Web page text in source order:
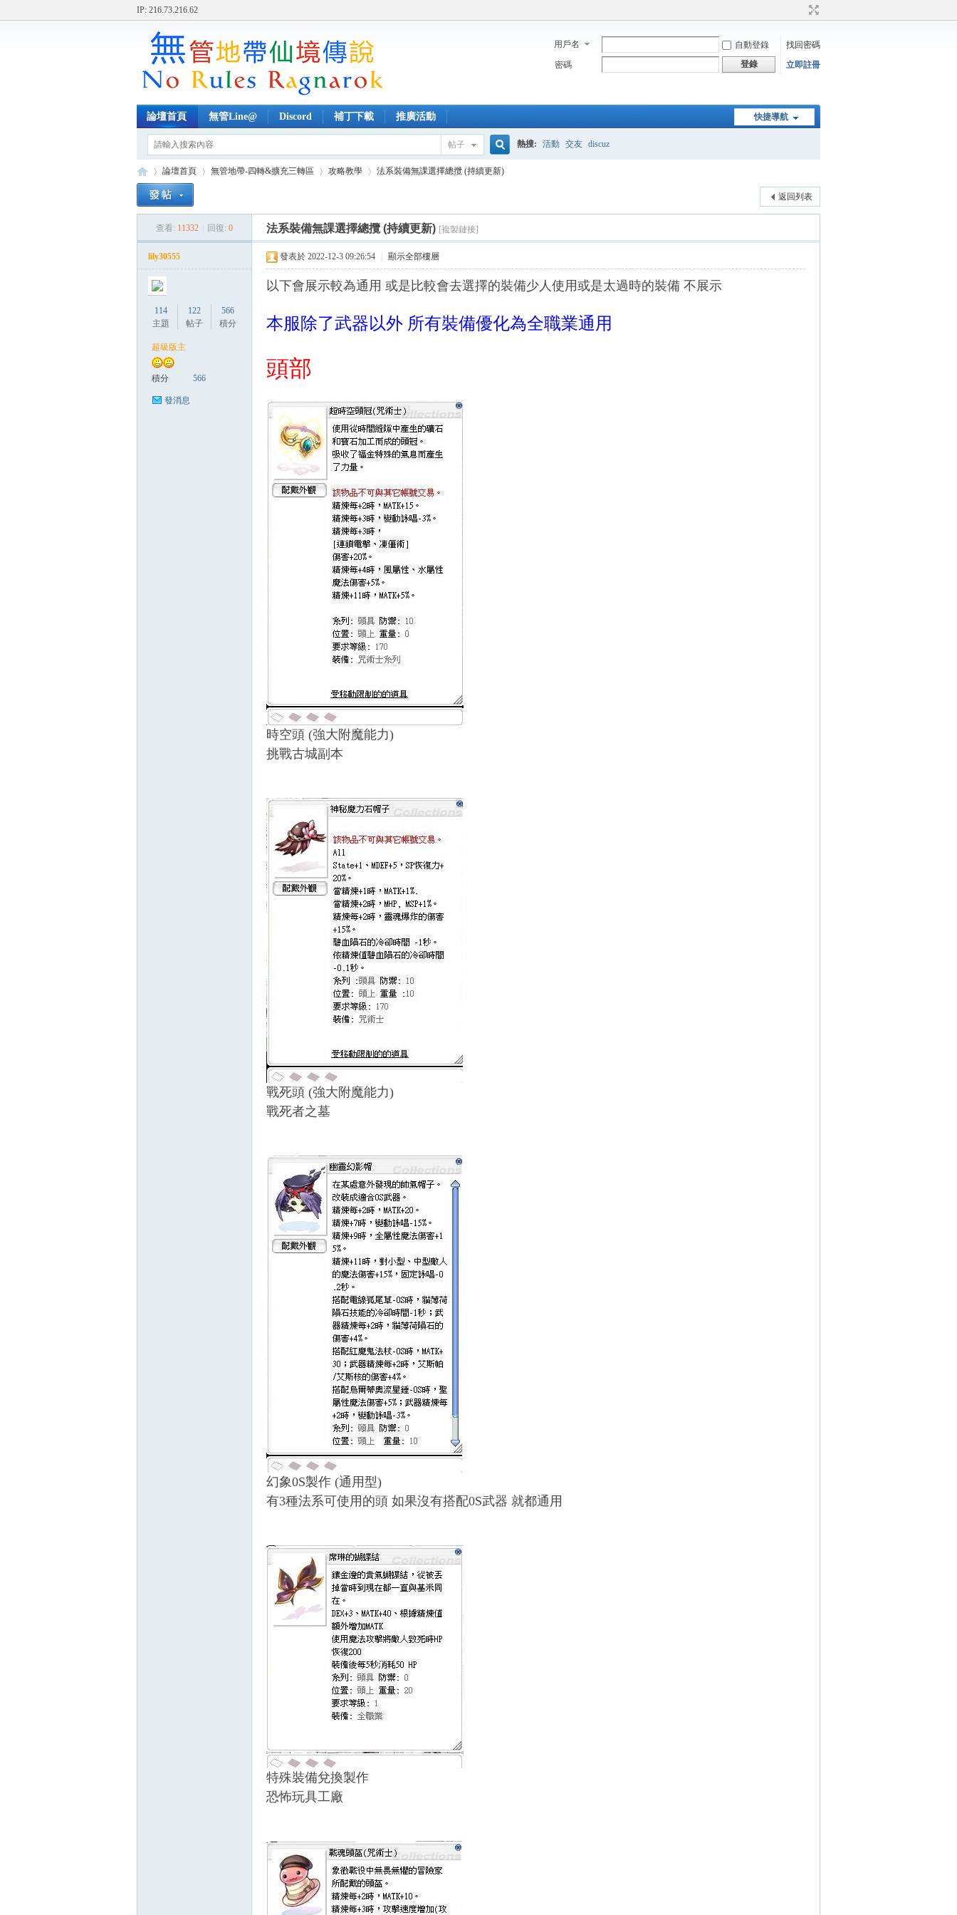
IP: 216.73.216.62
用戶名 自動登錄
找回密碼
密碼
登錄 立即註冊
快捷導航
論壇首頁 無管Line@ Discord 補丁下載 推廣活動
帖子
搜
熱搜: 活動 交友 discuz
論壇首頁
›
無管地帶-四轉&擴充三轉區
›
攻略教學
›
法系裝備無課選擇總攬 (持續更新)
返回列表
查看: 11332 回復: 0 法系裝備無課選擇總攬 (持續更新) [複製鏈接]
lily30555
114
主題
122
帖子
566
積分
超級版主
積分 566
發消息
發表於 2022-12-3 09:26:54 顯示全部樓層
以下會展示較為通用 或是比較會去選擇的裝備少人使用或是太過時的裝備 不展示
本服除了武器以外 所有裝備優化為全職業通用
頭部
時空頭 (強大附魔能力)
挑戰古城副本
戰死頭 (強大附魔能力)
戰死者之墓
幻象0S製作 (通用型)
有3種法系可使用的頭 如果沒有搭配0S武器 就都通用
特殊裝備兌換製作
恐怖玩具工廠